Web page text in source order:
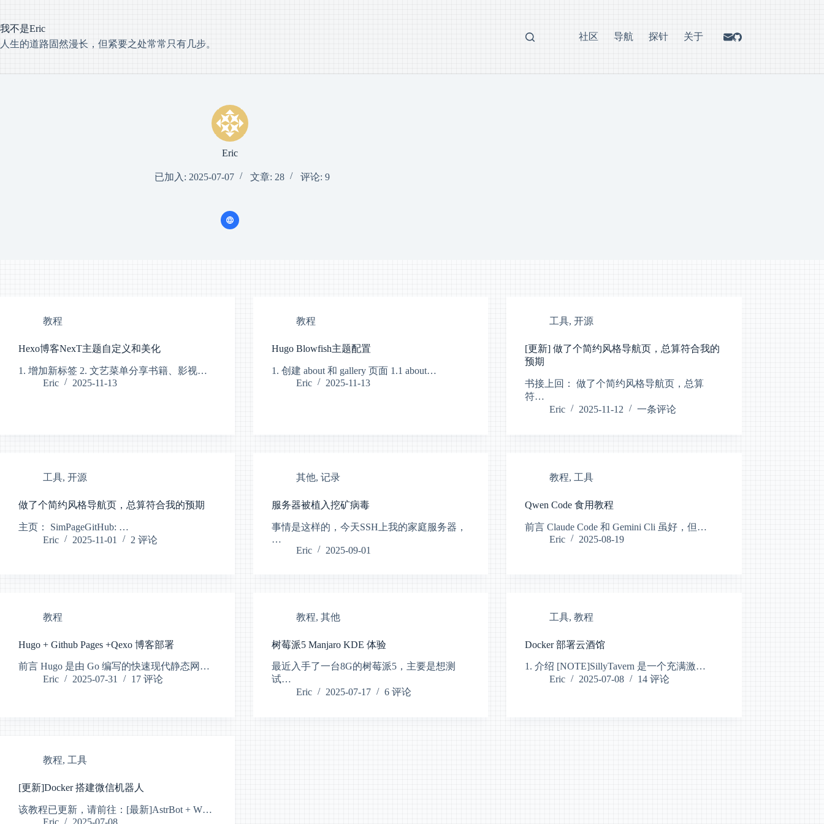
内
容
我不是Eric
人生的道路固然漫长，但紧要之处常常只有几步。
社区 导航 探针 关于
Eric
已加入: 2025-07-07 文章: 28 评论: 9
教程
Hexo博客NexT主题自定义和美化
1. 增加新标签 2. 文艺菜单分享书籍、影视…
Eric
2025-11-13
教程
Hugo Blowfish主题配置
1. 创建 about 和 gallery 页面 1.1 about…
Eric
2025-11-13
工具,开源
[更新] 做了个简约风格导航页，总算符合我的
预期
书接上回： 做了个简约风格导航页，总算
符…
Eric
2025-11-12 一条评论
工具, 开源
做了个简约风格导航页，总算符合我的预期
主页： SimPageGitHub: …
Eric
2025-11-01 2 评论
其他,记录
服务器被植入挖矿病毒
事情是这样的，今天SSH上我的家庭服务器，
…
Eric
2025-09-01
教程, 工具
Qwen Code 食用教程
前言 Claude Code 和 Gemini Cli 虽好，但…
Eric
2025-08-19
教程
Hugo + Github Pages +Qexo 博客部署
前言 Hugo 是由 Go 编写的快速现代静态网…
Eric
2025-07-31 17 评论
教程,其他
树莓派5 Manjaro KDE 体验
最近入手了一台8G的树莓派5，主要是想测
试…
Eric
2025-07-17 6 评论
工具,教程
Docker 部署云酒馆
1. 介绍 [NOTE]SillyTavern 是一个充满激…
Eric
2025-07-08 14 评论
教程, 工具
[更新]Docker 搭建微信机器人
该教程已更新，请前往：[最新]AstrBot + W…